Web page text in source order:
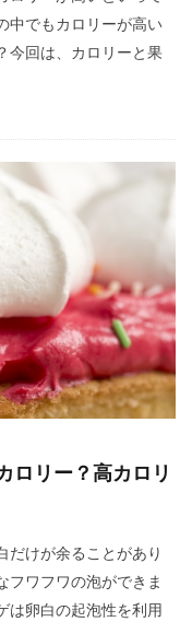
中でもカロリーが高い
今回は、カロリーと果
ロリー？高カロリ
だけが余ることがあり
フワフワの泡ができま
は卵白の起泡性を利用